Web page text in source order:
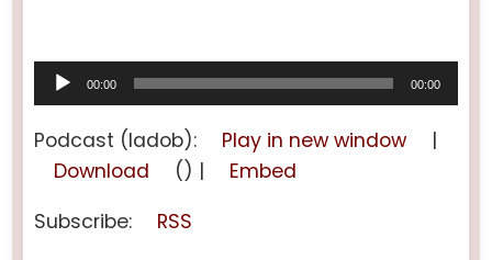
Tocador
de
áudio
00:00 00:00
Podcast (ladob): Play in new window
|
Download
() |
Embed
Subscribe:
RSS